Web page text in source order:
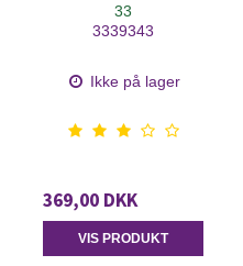
33
3339343
Ikke på lager
369,00 DKK
VIS PRODUKT